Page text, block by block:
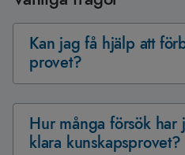
Kan jag få hjälp att
provet?
Hur många försök har
klara kunskapsprovet?